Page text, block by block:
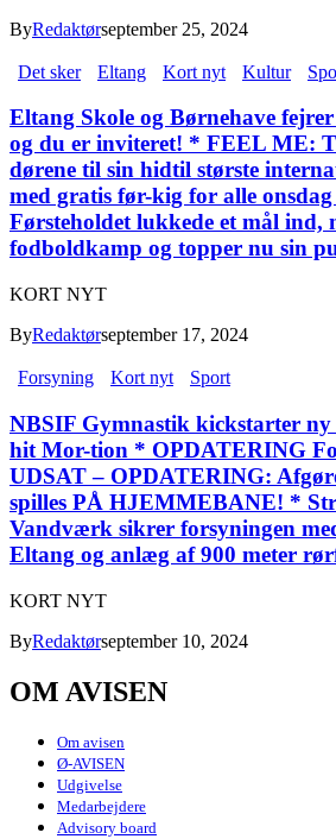
ByRedaktørseptember 25, 2024
Det sker Eltang Kort nyt Kultur
Eltang Skole og Børnehave
og du er inviteret! * FEEL ME:
dørene til sin hidtil største
med gratis før-kig for alle
Førsteholdet lukkede et mål ind,
fodboldkamp og topper nu sin
KORT NYT
ByRedaktørseptember 17, 2024
Forsyning Kort nyt Sport
NBSIF Gymnastik kickstarter ny
hit Mor-tion * OPDATERING
UDSAT – OPDATERING:
spilles PÅ HJEMMEBANE! *
Vandværk sikrer forsyningen
Eltang og anlæg af 900 meter
KORT NYT
ByRedaktørseptember 10, 2024
OM AVISEN
Om avisen
Ø-AVISEN
Udgivelse
Medarbejdere
Advisory board